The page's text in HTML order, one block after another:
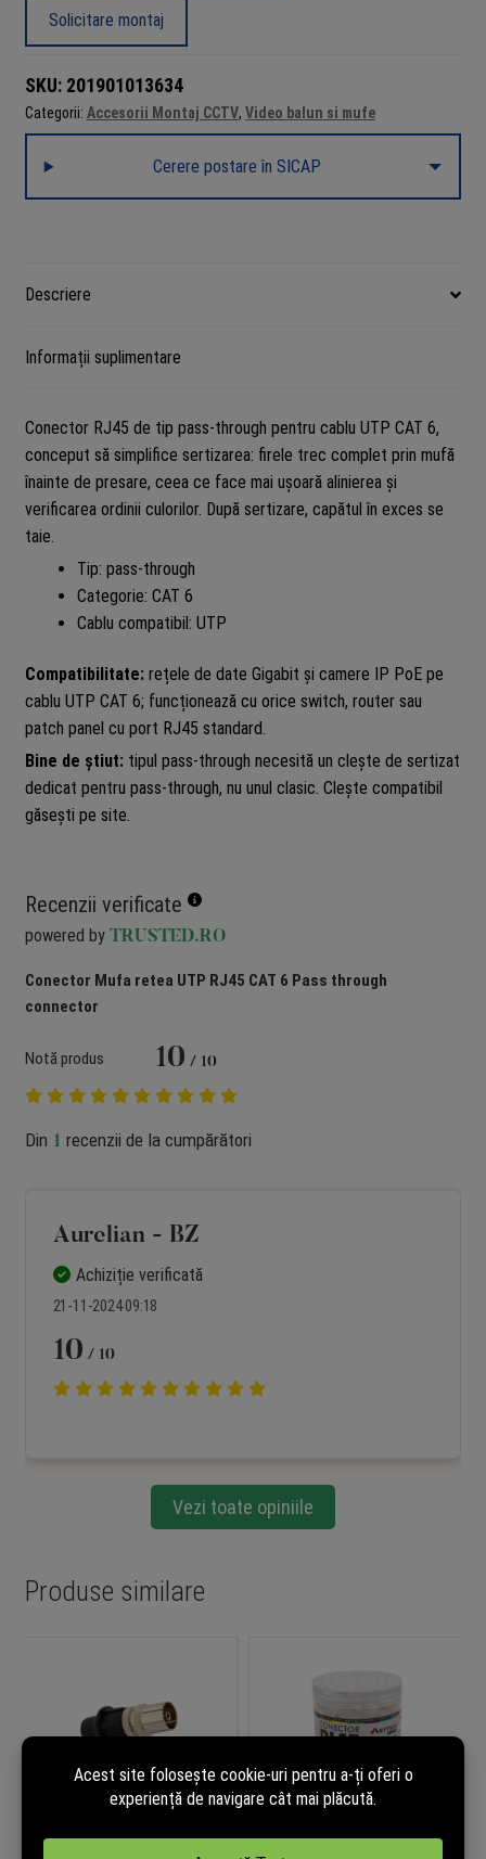
rețea
CAT
6
Through
Solicitare montaj
SKU: 201901013634
Categorii: Accesorii Montaj CCTV, Video balun si mufe
Cerere postare în SICAP
Descriere
Informații suplimentare
Conector RJ45 de tip pass-through pentru cablu UTP CAT 6,
conceput să simplifice sertizarea: firele trec complet prin mufă
înainte de presare, ceea ce face mai ușoară alinierea și
verificarea ordinii culorilor. După sertizare, capătul în exces se
taie.
Tip: pass-through
Categorie: CAT 6
Cablu compatibil: UTP
Compatibilitate:rețele de date Gigabit și camere IP PoE pe
cablu UTP CAT 6; funcționează cu orice switch, router sau
patch panel cu port RJ45 standard.
Bine de știut:tipul pass-through necesită un clește de sertizat
dedicat pentru pass-through, nu unul clasic. Clește compatibil
găsești pe site.
Recenzii verificate
powered by TRUSTED.RO
Conector Mufa retea UTP RJ45 CAT 6 Pass through
connector
Notă produs 10 / 10
Din 1 recenzii de la cumpărători
Aurelian - BZ
Achiziție verificată
21-11-2024 09:18
10 / 10
Vezi toate opiniile
Produse similare
compresie, impedanță 75 Ohm,
cupru nichelat și aurit, borcan